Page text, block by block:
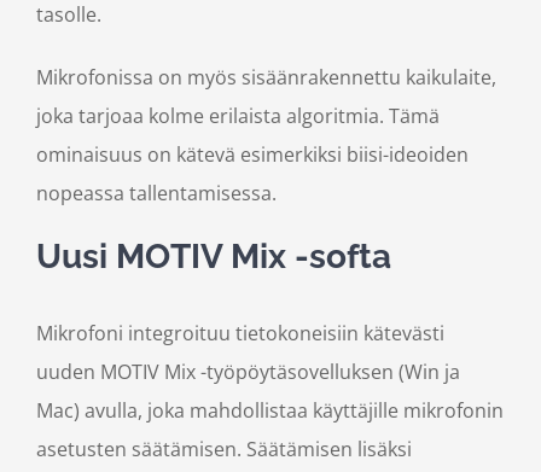
tasolle.
Mikrofonissa on myös sisäänrakennettu kaikulaite,
joka tarjoaa kolme erilaista algoritmia. Tämä
ominaisuus on kätevä esimerkiksi biisi-ideoiden
nopeassa tallentamisessa.
Uusi MOTIV Mix -softa
Mikrofoni integroituu tietokoneisiin kätevästi
uuden MOTIV Mix -työpöytäsovelluksen (Win ja
Mac) avulla, joka mahdollistaa käyttäjille mikrofonin
asetusten säätämisen. Säätämisen lisäksi